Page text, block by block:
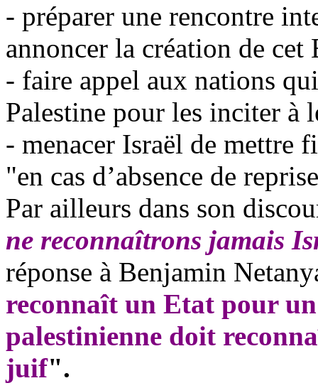
- préparer une rencontre
annoncer la création de cet
- faire appel aux nations
Palestine pour les inciter à
- menacer Israël de mettre
"en cas d’absence de
Par ailleurs dans son
ne reconnaîtrons jamais
réponse à Benjamin
reconnaît un Etat pour
palestinienne doit
juif".